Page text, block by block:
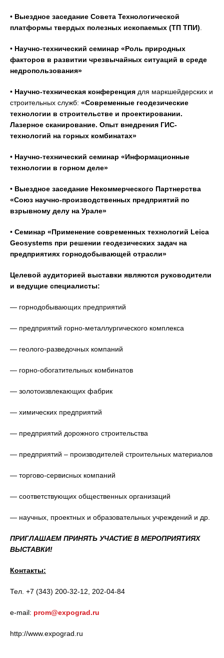
• Выездное заседание Совета Технологической
платформы твердых полезных ископаемых (ТП ТПИ)
• Научно-технический семинар «Роль природных
факторов в развитии чрезвычайных ситуаций в среде
недропользования»
• Научно-техническая конференция для маркшейдерских и
строительных служб: «Современные геодезические
технологии в строительстве и проектировании.
Лазерное сканирование. Опыт внедрения ГИС-
технологий на горных комбинатах»
• Научно-технический семинар «Информационные
технологии в горном деле»
• Выездное заседание Некоммерческого Партнерства
«Союз научно-производственных предприятий по
взрывному делу на Урале»
• Семинар «Применение современных технологий Leica
Geosystems при решении геодезических задач на
предприятиях горнодобывающей отрасли»
Целевой аудиторией выставки являются руководители
и ведущие специалисты:
— горнодобывающих предприятий
— предприятий горно-металлургического комплекса
— геолого-разведочных компаний
— горно-обогатительных комбинатов
— золотоизвлекающих фабрик
— химических предприятий
— предприятий дорожного строительства
— предприятий – производителей строительных материалов
— торгово-сервисных компаний
— соответствующих общественных организаций
— научных, проектных и образовательных учреждений и др.
ПРИГЛАШАЕМ ПРИНЯТЬ УЧАСТИЕ В МЕРОПРИЯТИЯХ
ВЫСТАВКИ!
Контакты:
Тел. +7 (343) 200-32-12, 202-04-84
e-mail: prom@expograd.ru
http://www.expograd.ru